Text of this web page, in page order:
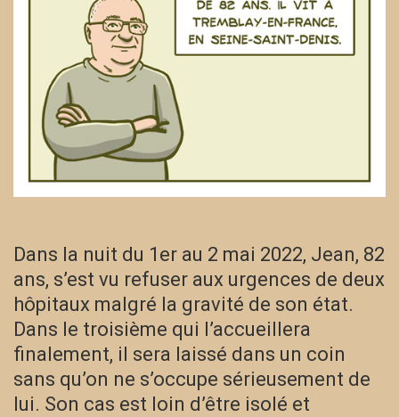
Dans la nuit du 1er au 2 mai 2022, Jean, 82
ans, s’est vu refuser aux urgences de deux
hôpitaux malgré la gravité de son état.
Dans le troisième qui l’accueillera
finalement, il sera laissé dans un coin
sans qu’on ne s’occupe sérieusement de
lui. Son cas est loin d’être isolé et